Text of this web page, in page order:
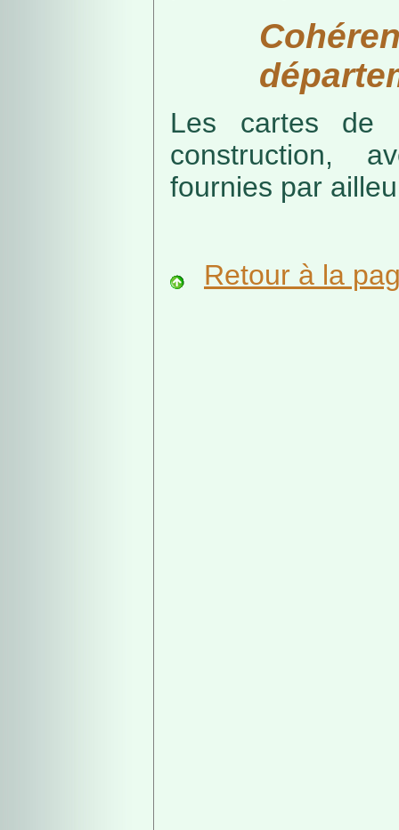
Les cartes de
construction,
fournies par
Retour à la